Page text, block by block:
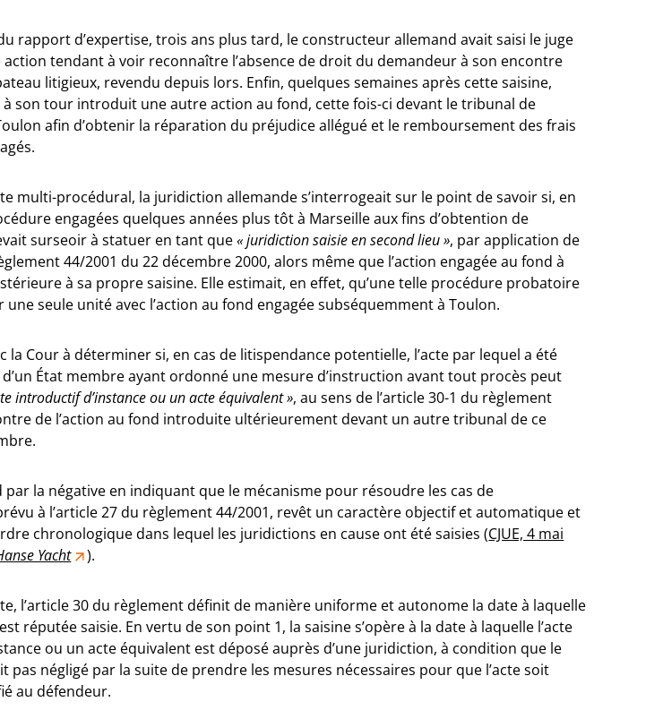
rapport d’expertise, trois ans plus tard, le constructeur allemand avait saisi le juge
action tendant à voir reconnaître l’absence de droit du demandeur à son encontre
litigieux, revendu depuis lors. Enfin, quelques semaines après cette saisine,
à son tour introduit une autre action au fond, cette fois-ci devant le tribunal de
afin d’obtenir la réparation du préjudice allégué et le remboursement des frais
multi-procédural, la juridiction allemande s’interrogeait sur le point de savoir si, en
engagées quelques années plus tôt à Marseille aux fins d’obtention de
surseoir à statuer en tant que« juridiction saisie en second lieu », par application de
44/2001 du 22 décembre 2000, alors même que l’action engagée au fond à
à sa propre saisine. Elle estimait, en effet, qu’une telle procédure probatoire
seule unité avec l’action au fond engagée subséquemment à Toulon.
la Cour à déterminer si, en cas de litispendance potentielle, l’acte par lequel a été
État membre ayant ordonné une mesure d’instruction avant tout procès peut
introductif d’instance ou un acte équivalent », au sens de l’article 30-1 du règlement
de l’action au fond introduite ultérieurement devant un autre tribunal de ce
par la négative en indiquant que le mécanisme pour résoudre les cas de
à l’article 27 du règlement 44/2001, revêt un caractère objectif et automatique et
chronologique dans lequel les juridictions en cause ont été saisies (CJUE, 4 mai
Yacht ).
l’article 30 du règlement définit de manière uniforme et autonome la date à laquelle
réputée saisie. En vertu de son point 1, la saisine s’opère à la date à laquelle l’acte
ou un acte équivalent est déposé auprès d’une juridiction, à condition que le
pas négligé par la suite de prendre les mesures nécessaires pour que l’acte soit
au défendeur.